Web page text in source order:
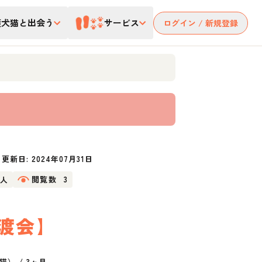
猫と出会う サービス ログイン / 新規登録
更新日: 2024年07月31日
閲覧数 3
会】